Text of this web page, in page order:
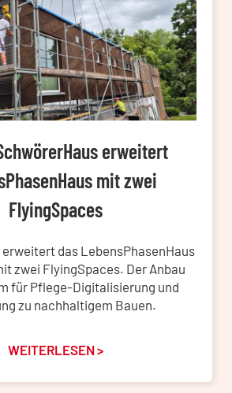
erweitert
mit zwei
FlyingSpaces
das LebensPhasenHaus
zwei FlyingSpaces. Der Anbau
für Pflege-Digitalisierung und
zu nachhaltigem Bauen.
WEITERLESEN >